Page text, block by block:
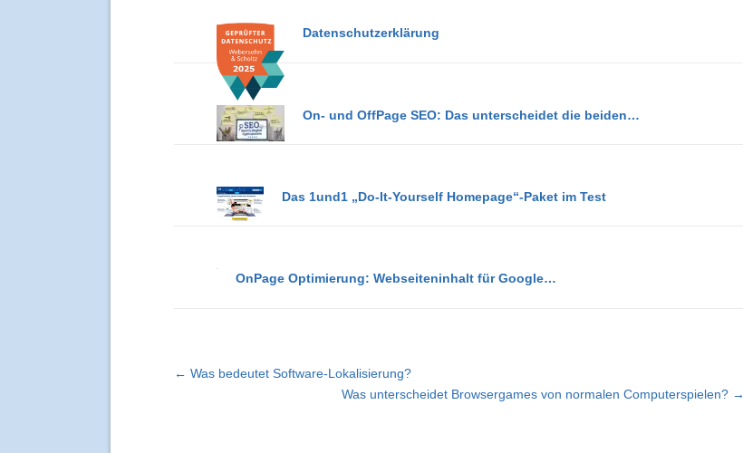
Datenschutzerklärung
On- und OffPage SEO: Das unterscheidet die beiden…
Das 1und1 „Do-It-Yourself Homepage“-Paket im Test
OnPage Optimierung: Webseiteninhalt für Google…
← Was bedeutet Software-Lokalisierung?
Was unterscheidet Browsergames von normalen Computerspielen? →